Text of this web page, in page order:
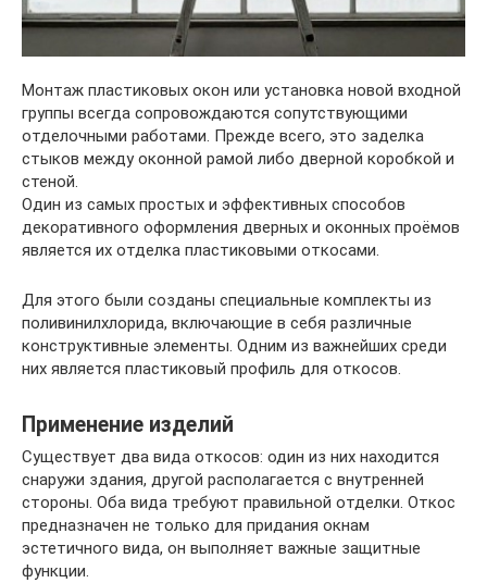
Монтаж пластиковых окон или установка новой входной
группы всегда сопровождаются сопутствующими
отделочными работами. Прежде всего, это заделка
стыков между оконной рамой либо дверной коробкой и
стеной.
Один из самых простых и эффективных способов
декоративного оформления дверных и оконных проёмов
является их отделка пластиковыми откосами.
Для этого были созданы специальные комплекты из
поливинилхлорида, включающие в себя различные
конструктивные элементы. Одним из важнейших среди
них является пластиковый профиль для откосов.
Применение изделий
Существует два вида откосов: один из них находится
снаружи здания, другой располагается с внутренней
стороны. Оба вида требуют правильной отделки. Откос
предназначен не только для придания окнам
эстетичного вида, он выполняет важные защитные
функции.